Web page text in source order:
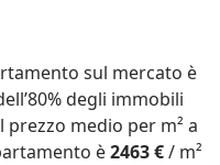
sul mercato è
degli immobili
prezzo medio per m² a
è2463 €/ m²